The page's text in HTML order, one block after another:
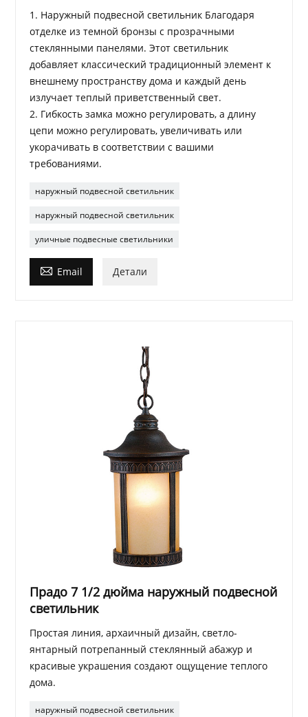
1. Наружный подвесной светильник Благодаря
отделке из темной бронзы с прозрачными
стеклянными панелями. Этот светильник
добавляет классический традиционный элемент к
внешнему пространству дома и каждый день
излучает теплый приветственный свет.
2. Гибкость замка можно регулировать, а длину
цепи можно регулировать, увеличивать или
укорачивать в соответствии с вашими
требованиями.
наружный подвесной светильник
наружный подвесной светильник
уличные подвесные светильники
 Email Детали
Прадо 7 1/2 дюйма наружный подвесной
светильник
Простая линия, архаичный дизайн, светло-
янтарный потрепанный стеклянный абажур и
красивые украшения создают ощущение теплого
дома.
наружный подвесной светильник